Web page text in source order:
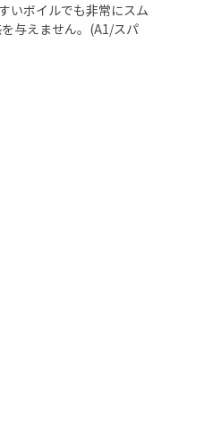
いボイルでも非常にスム
与えません。(A1/スパ